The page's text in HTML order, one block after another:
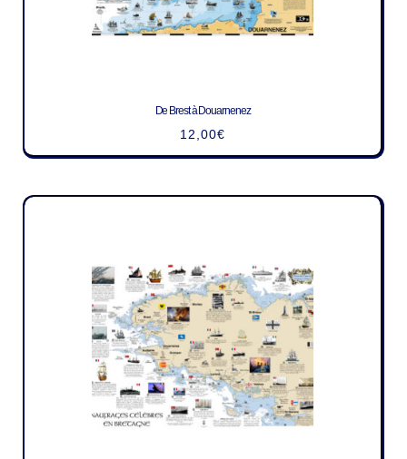
De Brest à Douarnenez
12,00€